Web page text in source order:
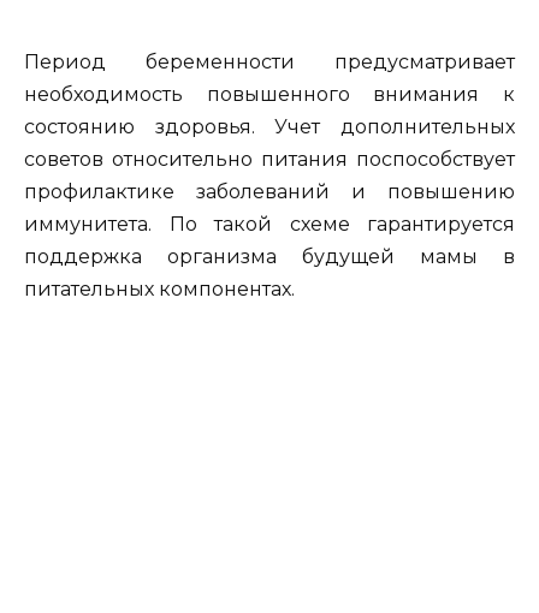
Период беременности предусматривает
необходимость повышенного внимания к
состоянию здоровья. Учет дополнительных
советов относительно питания поспособствует
профилактике заболеваний и повышению
иммунитета. По такой схеме гарантируется
поддержка организма будущей мамы в
питательных компонентах.